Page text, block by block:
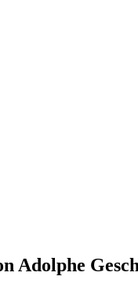
Adolphe